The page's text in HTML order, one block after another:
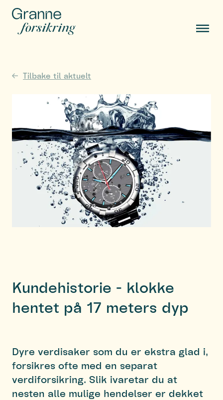
Tilbake til aktuelt
Kundehistorie - klokke
hentet på 17 meters dyp
Dyre verdisaker som du er ekstra glad i,
forsikres ofte med en separat
verdiforsikring. Slik ivaretar du at
nesten alle mulige hendelser er dekket